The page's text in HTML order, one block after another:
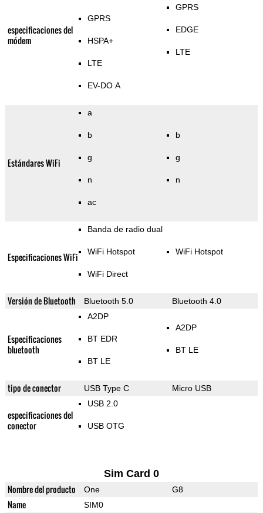
especificaciones del
módem
GPRS
HSPA+
LTE
EV-DO A
GPRS
EDGE
LTE
Estándares WiFi
a
b
g
n
ac
b
g
n
Especificaciones WiFi
Banda de radio dual
WiFi Hotspot
WiFi Direct
WiFi Hotspot
Versión de Bluetooth Bluetooth 5.0 Bluetooth 4.0
Especificaciones
bluetooth
A2DP
BT EDR
BT LE
A2DP
BT LE
tipo de conector USB Type C Micro USB
especificaciones del
conector
USB 2.0
USB OTG
Sim Card 0
Nombre del producto One G8
Name SIM0